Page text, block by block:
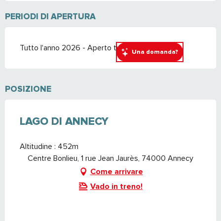
Una domanda?
PERIODI DI APERTURA
Tutto l'anno 2026 - Aperto tutti i giorni
POSIZIONE
LAGO DI ANNECY
Altitudine : 452m
Centre Bonlieu, 1 rue Jean Jaurès, 74000 Annecy
Come arrivare
Vado in treno!